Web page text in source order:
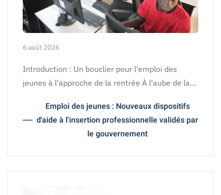
6 août 2026
Introduction : Un bouclier pour l'emploi des
jeunes à l'approche de la rentrée À l'aube de la…
Emploi des jeunes : Nouveaux dispositifs
d'aide à l'insertion professionnelle validés par
le gouvernement